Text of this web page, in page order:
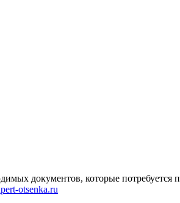
документов, которые потребуется
otsenka.ru